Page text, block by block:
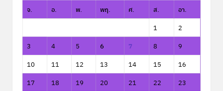
จ. อ. พ. พฤ. ศ. ส.
อา.
1
2
3
4 5 6 7 8
9
10
11 12 13 14 15
16
17
18 19 20 21 22
23